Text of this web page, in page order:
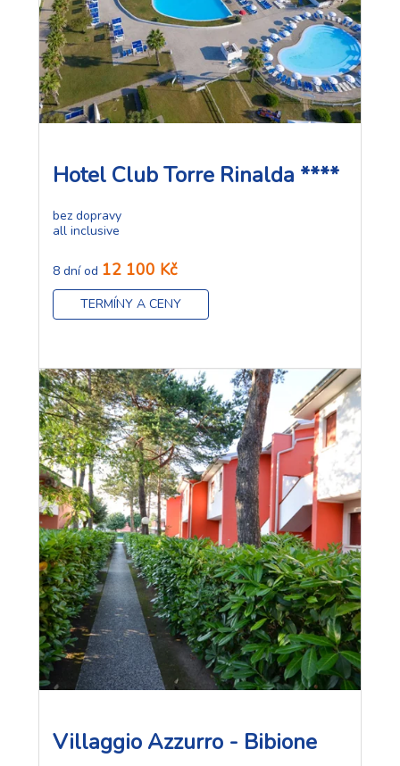
Hotel Club Torre Rinalda ****
bez dopravy
all inclusive
8 dní od 12 100 Kč
TERMÍNY A CENY
Villaggio Azzurro - Bibione